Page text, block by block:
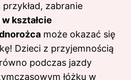
zabranie
kształcie
może okazać się
Dzieci z przyjemnością
podczas jazdy
łóżku w